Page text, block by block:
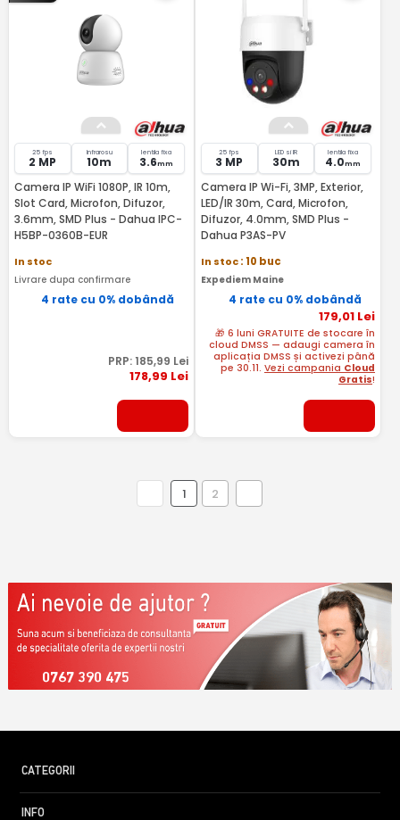
25 fps
2 MP
Infrarosu
10m
lentila fixa
3.6mm
Camera IP WiFi 1080P, IR 10m,
Slot Card, Microfon, Difuzor,
3.6mm, SMD Plus - Dahua IPC-
H5BP-0360B-EUR
In stoc
Livrare dupa confirmare
4 rate cu 0% dobândă
PRP: 185,99 Lei
178,99 Lei
25 fps
3 MP
LED si IR
30m
lentila fixa
4.0mm
Camera IP Wi-Fi, 3MP, Exterior,
LED/IR 30m, Card, Microfon,
Difuzor, 4.0mm, SMD Plus -
Dahua P3AS-PV
In stoc: 10 buc
Expediem Maine
4 rate cu 0% dobândă
179,01 Lei
🎁 6 luni GRATUITE de stocare în
cloud DMSS — adaugi camera în
aplicația DMSS și activezi până
pe 30.11.Vezi campania Cloud
Gratis!
1 2
0767 390 475
CATEGORII
INFO